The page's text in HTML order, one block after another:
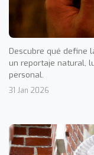
Descubre qué define
un reportaje natural,
personal.
31 Jan 2026